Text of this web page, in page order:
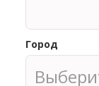
Город